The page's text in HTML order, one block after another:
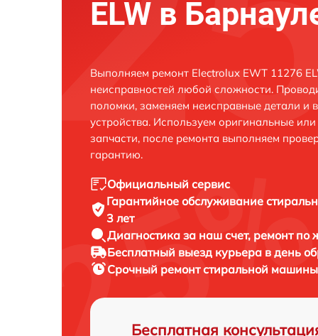
ELW в
Выполняем ремонт Electrolux EWT 11276
неисправностей любой сложности.
поломки, заменяем неисправные детали и
устройства. Используем оригинальные
запчасти, после ремонта выполняем
гарантию.
Официальный сервис
Гарантийное обслуживание
3 лет
Диагностика за наш счет, ремонт по
Бесплатный выезд курьера в день
Срочный ремонтстиральной машины
Бесплатная